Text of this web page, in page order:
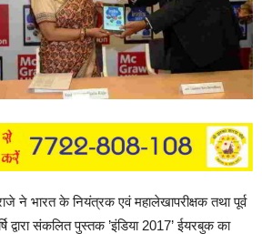
ने भारत के नियंत्रक एवं महालेखापरीक्षक तथा पूर्व
द्वारा संकलित पुस्तक ’इंडिया 2017’ ईयरबुक का